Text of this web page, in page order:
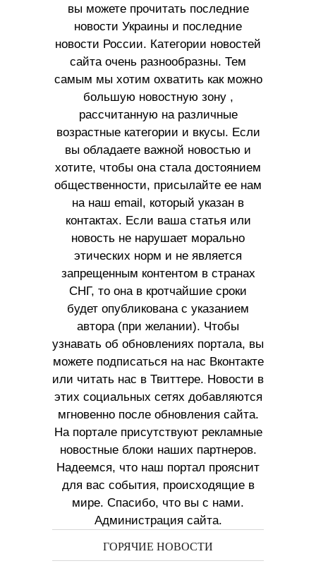
вы можете прочитать последние
новости Украины и последние
новости России. Категории новостей
сайта очень разнообразны. Тем
самым мы хотим охватить как можно
большую новостную зону ,
рассчитанную на различные
возрастные категории и вкусы. Если
вы обладаете важной новостью и
хотите, чтобы она стала достоянием
общественности, присылайте ее нам
на наш email, который указан в
контактах. Если ваша статья или
новость не нарушает морально
этических норм и не является
запрещенным контентом в странах
СНГ, то она в кротчайшие сроки
будет опубликована с указанием
автора (при желании). Чтобы
узнавать об обновлениях портала, вы
можете подписаться на нас Вконтакте
или читать нас в Твиттере. Новости в
этих социальных сетях добавляются
мгновенно после обновления сайта.
На портале присутствуют рекламные
новостные блоки наших партнеров.
Надеемся, что наш портал прояснит
для вас события, происходящие в
мире. Спасибо, что вы с нами.
Администрация сайта.
ГОРЯЧИЕ НОВОСТИ